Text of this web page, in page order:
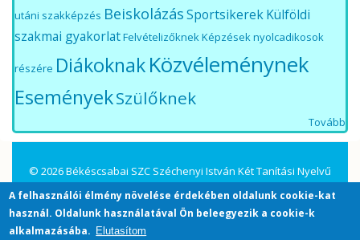
utáni szakképzés BeiskolázásSportsikerekKülföldi
szakmai gyakorlatFelvételizőknekKépzések nyolcadikosok
részére DiákoknakKözvéleménynek
EseményekSzülőknek
Tovább
© 2026 Békéscsabai SZC Széchenyi István Két Tanítási Nyelvű
Közgazdasági Technikum és Kollégium. All Rights Reserved.
A felhasználói élmény növelése érdekében oldalunk cookie-kat
használ. Oldalunk használatával Ön beleegyezik a cookie-k
alkalmazásába. Elutasítom